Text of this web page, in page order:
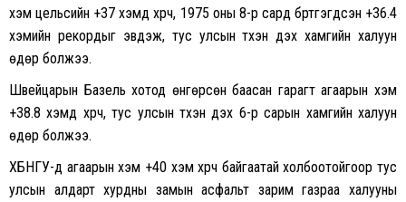
хэм цельсийн +37 хэмд хүрч, 1975 оны 8-р сард бүртгэгдсэн +36.4
хэмийн рекордыг эвдэж, тус улсын түүхэн дэх хамгийн халуун
өдөр болжээ.
Швейцарын Базель хотод өнгөрсөн баасан гарагт агаарын хэм
+38.8 хэмд хүрч, тус улсын түүхэн дэх 6-р сарын хамгийн халуун
өдөр болжээ.
ХБНГУ-д агаарын хэм +40 хэм хүрч байгаатай холбоотойгоор тус
улсын алдарт хурдны замын асфальт зарим газраа халууны